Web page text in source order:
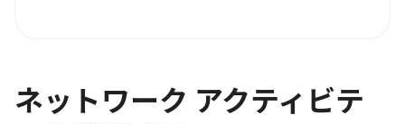
ネットワーク アクティビテ